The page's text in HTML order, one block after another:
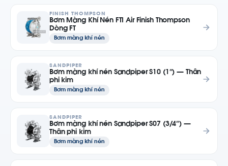
FINISH THOMPSON
Bơm Màng Khí Nén FTI Air Finish Thompson
Dòng FT
Bơm màng khí nén
SANDPIPER
Bơm màng khí nén Sandpiper S10 (1″) — Thân
phi kim
Bơm màng khí nén
SANDPIPER
Bơm màng khí nén Sandpiper S07 (3/4″) —
Thân phi kim
Bơm màng khí nén